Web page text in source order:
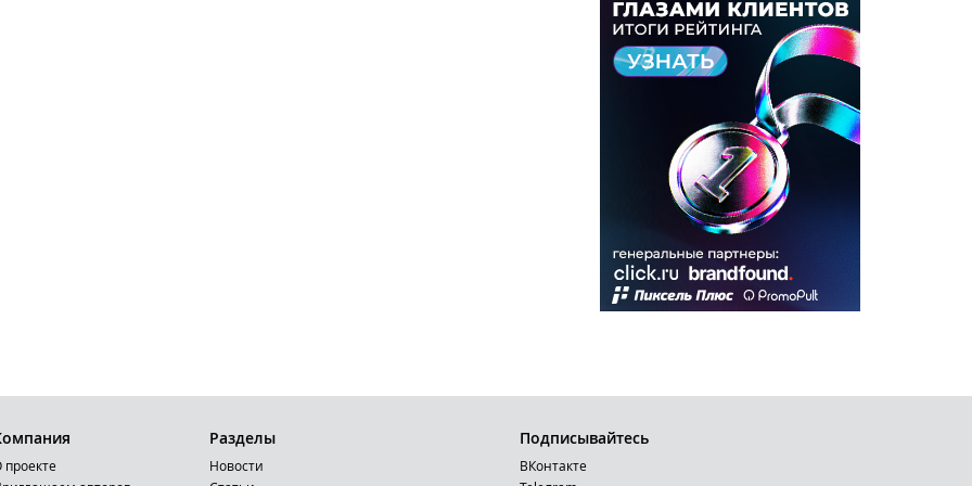
проекте
Разделы
Новости
Подписывайтесь
ВКонтакте